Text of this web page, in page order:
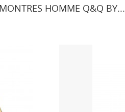
HOMME Q&Q BY...